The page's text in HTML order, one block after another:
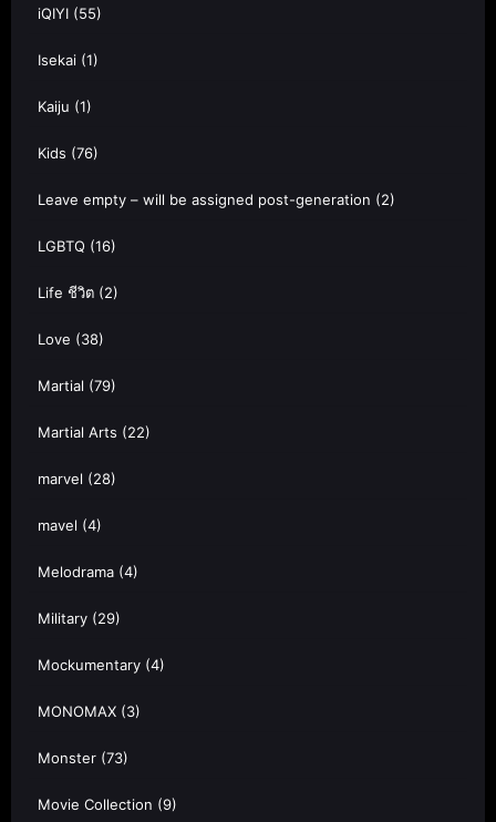
iQIYI (55)
Isekai (1)
Kaiju (1)
Kids (76)
Leave empty – will be assigned post-generation (2)
LGBTQ (16)
Life ชีวิต (2)
Love (38)
Martial (79)
Martial Arts (22)
marvel (28)
mavel (4)
Melodrama (4)
Military (29)
Mockumentary (4)
MONOMAX (3)
Monster (73)
Movie Collection (9)